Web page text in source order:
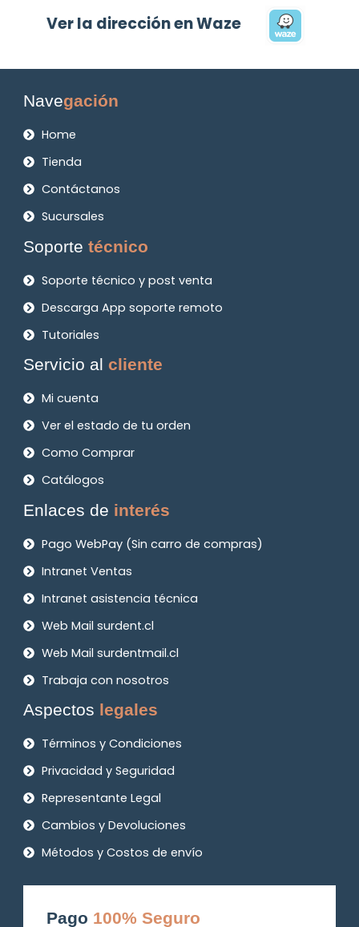
Ver la dirección en Waze
Navegación
Home
Tienda
Contáctanos
Sucursales
Soportetécnico
Soporte técnico y post venta
Descarga App soporte remoto
Tutoriales
Servicio alcliente
Mi cuenta
Ver el estado de tu orden
Como Comprar
Catálogos
Enlaces de interés
Pago WebPay (Sin carro de compras)
Intranet Ventas
Intranet asistencia técnica
Web Mail surdent.cl
Web Mail surdentmail.cl
Trabaja con nosotros
Aspectos legales
Términos y Condiciones
Privacidad y Seguridad
Representante Legal
Cambios y Devoluciones
Métodos y Costos de envío
Pago 100% Seguro